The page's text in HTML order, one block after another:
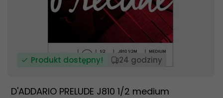
Produkt dostępny! 24 godziny
D'ADDARIO PRELUDE J810 1/2 medium